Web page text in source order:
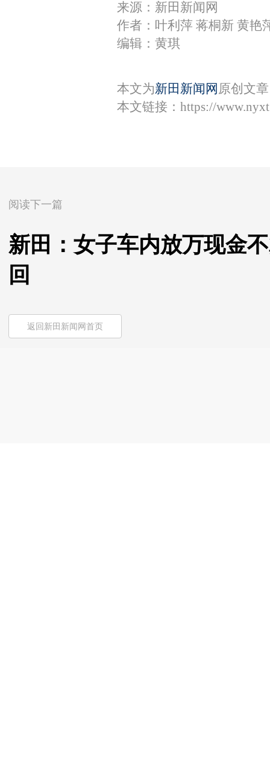
来源：新田新闻网
作者：叶利萍 蒋桐新 黄艳
编辑：黄琪
本文为新田新闻网 原创文
本文链接： https://
阅读下一篇
新田：女子车内放万现金
回
返回新田新闻网首页